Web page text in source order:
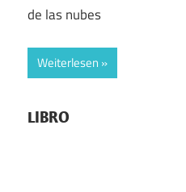
de las nubes
Weiterlesen
LIBRO